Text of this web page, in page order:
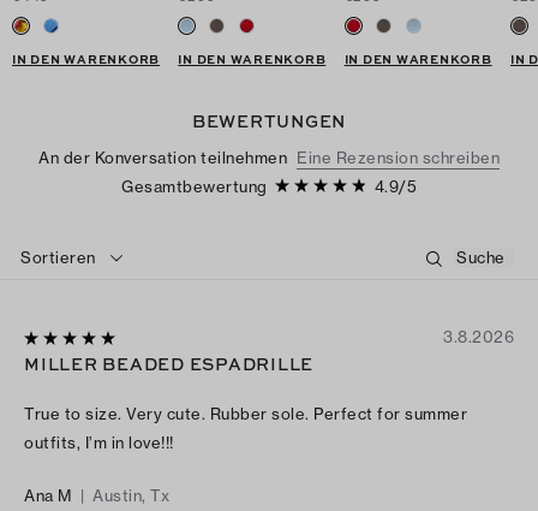
IN DEN WARENKORB IN DEN WARENKORB IN DEN WARENKORB IN
BEWERTUNGEN
An der Konversation teilnehmen Eine Rezension schreiben
Gesamtbewertung
4.9/5
Sortieren
3.8.2026
MILLER BEADED ESPADRILLE
True to size. Very cute. Rubber sole. Perfect for summer
outfits, I’m in love!!!
Ana M | Austin, Tx